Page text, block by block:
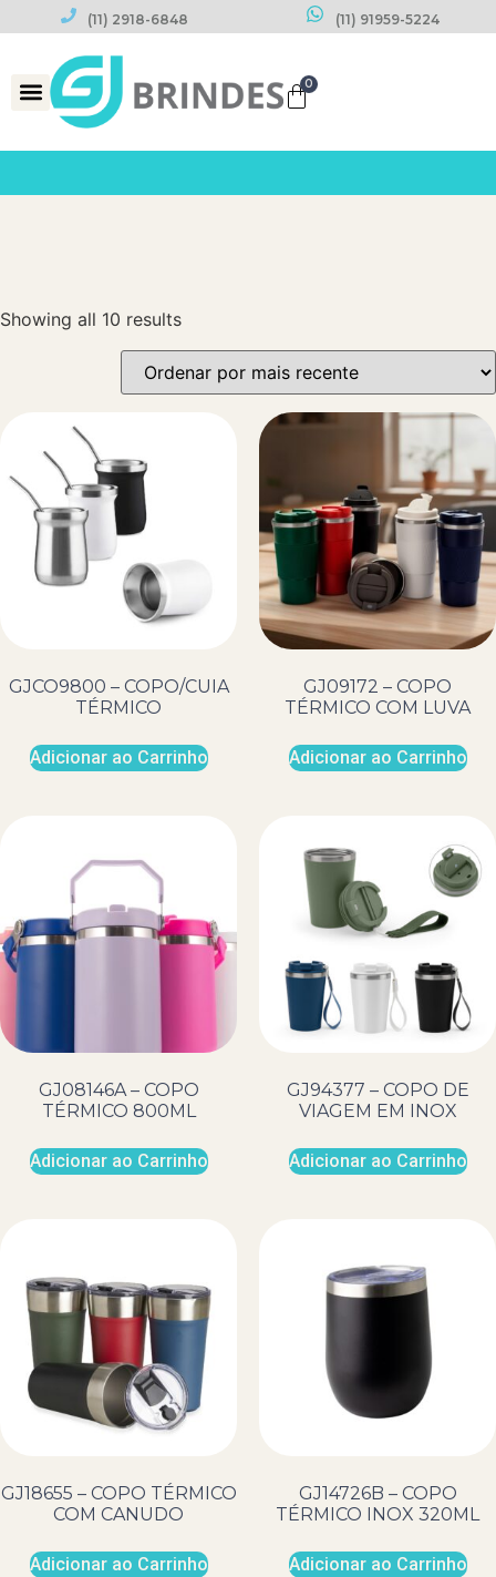
(11) 2918-6848 (11) 91959-5224
0
Showing all 10 results
GJCO9800 – COPO/CUIA
TÉRMICO
Adicionar ao Carrinho
GJ09172 – COPO
TÉRMICO COM LUVA
Adicionar ao Carrinho
GJ08146A – COPO
TÉRMICO 800ML
Adicionar ao Carrinho
GJ94377 – COPO DE
VIAGEM EM INOX
Adicionar ao Carrinho
GJ18655 – COPO TÉRMICO
COM CANUDO
Adicionar ao Carrinho
GJ14726B – COPO
TÉRMICO INOX 320ML
Adicionar ao Carrinho